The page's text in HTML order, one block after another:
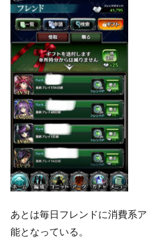
あとは毎日フレンドに消費系
能となっている。